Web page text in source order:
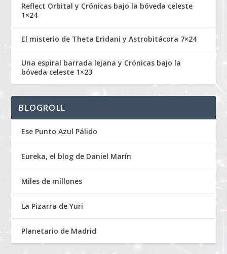
Reflect Orbital y Crónicas bajo la bóveda celeste
1×24
El misterio de Theta Eridani y Astrobitácora 7×24
Una espiral barrada lejana y Crónicas bajo la
bóveda celeste 1×23
BLOGROLL
Ese Punto Azul Pálido
Eureka, el blog de Daniel Marín
Miles de millones
La Pizarra de Yuri
Planetario de Madrid